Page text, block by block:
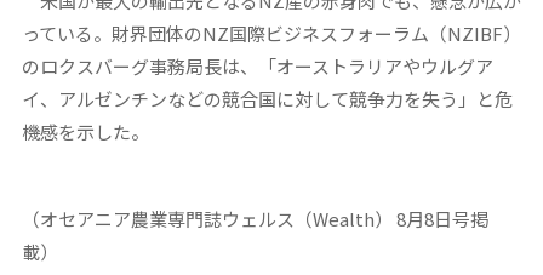
っている。財界団体のNZ国際ビジネスフォーラム（NZIBF）
のロクスバーグ事務局長は、「オーストラリアやウルグア
イ、アルゼンチンなどの競合国に対して競争力を失う」と危
機感を示した。
（オセアニア農業専門誌ウェルス（Wealth） 8月8日号掲
載）